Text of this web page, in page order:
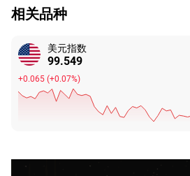
相关品种
美元指数
99.552
+0.068(+0.07%)